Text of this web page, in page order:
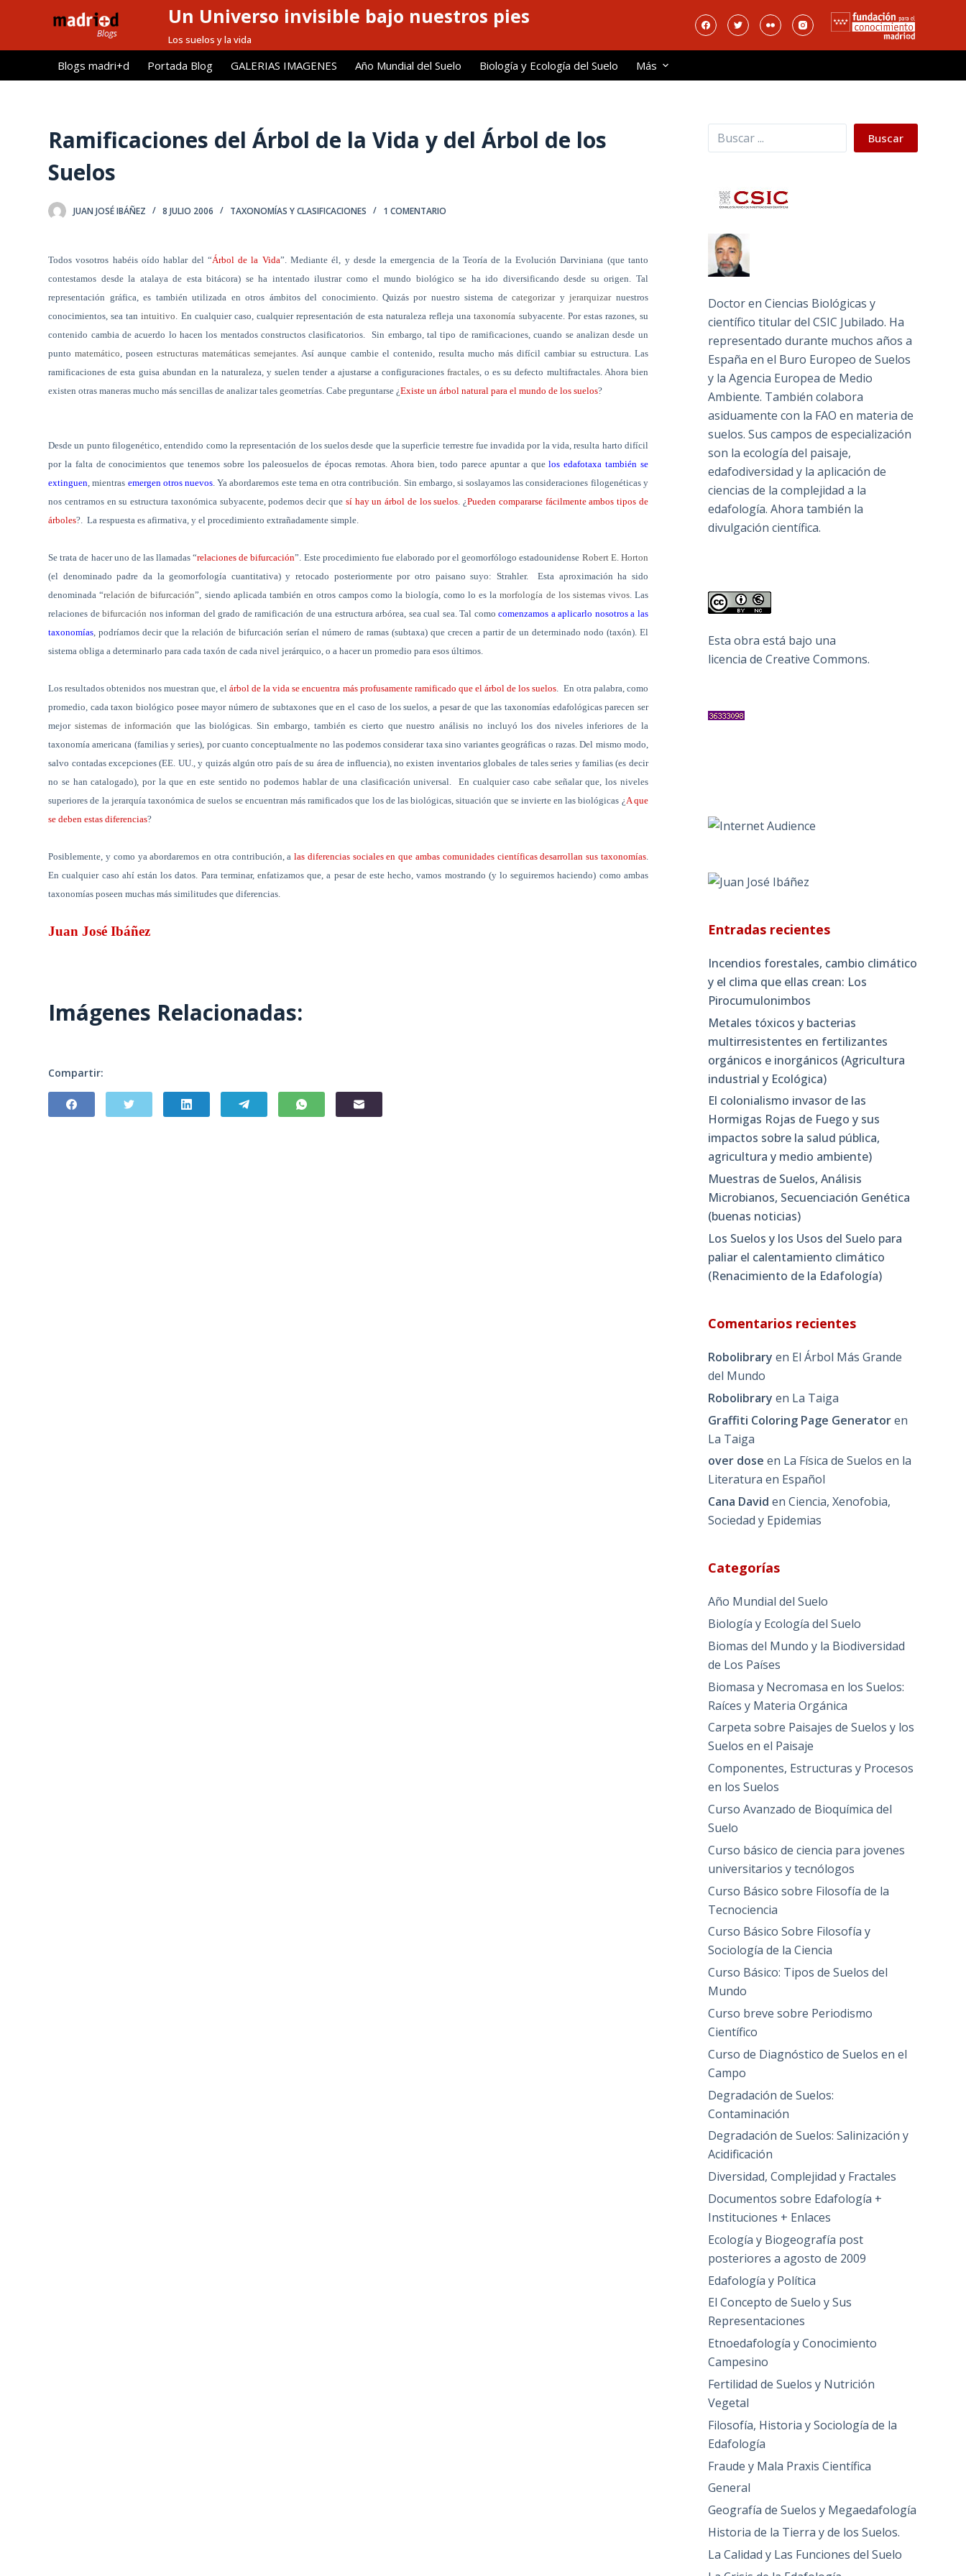
l
Un Universo invisible bajo nuestros pies
Los suelos y la vida
Blogs madri+d Portada Blog GALERIAS IMAGENES Año Mundial del Suelo Biología y Ecología del Suelo Más
Ramificaciones del Árbol de la Vida y del Árbol de los
Suelos
JUAN JOSÉ IBÁÑEZ 8 JULIO 2006 TAXONOMÍAS Y CLASIFICACIONES 1 COMENTARIO
Todos vosotros habéis oído hablar del “Árbol de la Vida”. Mediante él, y desde la emergencia de la Teoría de la Evolución Darviniana (que tanto
contestamos desde la atalaya de esta bitácora) se ha intentado ilustrar como el mundo biológico se ha ido diversificando desde su origen. Tal
representación gráfica, es también utilizada en otros ámbitos del conocimiento. Quizás por nuestro sistema decategorizaryjerarquizarnuestros
conocimientos, sea tanintuitivo. En cualquier caso, cualquier representación de esta naturaleza refleja unataxonomía subyacente. Por estas razones, su
contenido cambia de acuerdo lo hacen los mentados constructos clasificatorios.
Sin embargo, tal tipo de ramificaciones, cuando se analizan desde un
puntomatemático, poseenestructuras matemáticas semejantes. Así aunque cambie el contenido, resulta mucho más difícil cambiar su estructura. Las
ramificaciones de esta guisa abundan en la naturaleza, y suelen tender a ajustarse a configuracionesfractales, o es su defecto multifractales. Ahora bien
existen otras maneras mucho más sencillas de analizar tales geometrías. Cabe preguntarse ¿Existe un árbol natural para el mundo de los suelos?
Desde un punto filogenético, entendido como la representación de los suelos desde que la superficie terrestre fue invadida por la vida, resulta harto difícil
por la falta de conocimientos que tenemos sobre los paleosuelos de épocas remotas. Ahora bien, todo parece apuntar a quelos edafotaxa también se
extinguen, mientras emergen otros nuevos. Ya abordaremos este tema en otra contribución. Sin embargo, si soslayamos las consideraciones filogenéticas y
nos centramos en su estructura taxonómica subyacente, podemos decir que sí hay un árbol de los suelos. ¿Pueden compararse fácilmente ambos tipos de
árboles?. La respuesta es afirmativa, y el procedimiento extrañadamente simple.
Se trata de hacer uno de las llamadas “relaciones de bifurcación”. Este procedimiento fue elaborado por el geomorfólogo estadounidense Robert E. Horton
(el denominado padre da la geomorfología cuantitativa) y retocado posteriormente por otro paisano suyo: Strahler.
Esta aproximación ha sido
denominada “relación de bifurcación”, siendo aplicada también en otros campos como la biología, como lo es lamorfología de los sistemas vivos. Las
relaciones debifurcación nos informan del grado de ramificación de una estructura arbórea, sea cual sea. Tal comocomenzamos a aplicarlo nosotros a las
taxonomías, podríamos decir que la relación de bifurcación serían el número de ramas (subtaxa) que crecen a partir de un determinado nodo (taxón). El
sistema obliga a determinarlo para cada taxón de cada nivel jerárquico, o a hacer un promedio para esos últimos.
Los resultados obtenidos nos muestran que, el árbol de la vida se encuentra más profusamente ramificado que el árbol de los suelos. En otra palabra, como
promedio, cada taxon biológico posee mayor número de subtaxones que en el caso de los suelos, a pesar de que las taxonomías edafológicas parecen ser
mejorsistemas de información que las biológicas. Sin embargo, también es cierto que nuestro análisis no incluyó los dos niveles inferiores de la
taxonomía americana (familias y series), por cuanto conceptualmente no las podemos considerar taxa sino variantes geográficas o razas. Del mismo modo,
salvo contadas excepciones (EE. UU., y quizás algún otro país de su área de influencia), no existen inventarios globales de tales series y familias (es decir
no se han catalogado), por la que en este sentido no podemos hablar de una clasificación universal.
En cualquier caso cabe señalar que, los niveles
superiores de la jerarquía taxonómica de suelos se encuentran más ramificados que los de las biológicas, situación que se invierte en las biológicas ¿A que
se deben estas diferencias?
Posiblemente, y como ya abordaremos en otra contribución, alas diferencias sociales en que ambas comunidades científicas desarrollan sus taxonomías.
En cualquier caso ahí están los datos. Para terminar, enfatizamos que, a pesar de este hecho, vamos mostrando (y lo seguiremos haciendo) como ambas
taxonomías poseen muchas más similitudes que diferencias.
Juan José Ibáñez
Imágenes Relacionadas:
Compartir:
Buscar Buscar
Doctor en Ciencias Biológicas y
científico titular del CSIC Jubilado. Ha
representado durante muchos años a
España en el Buro Europeo de Suelos
y la Agencia Europea de Medio
Ambiente. También colabora
asiduamente con la FAO en materia de
suelos. Sus campos de especialización
son la ecología del paisaje,
edafodiversidad y la aplicación de
ciencias de la complejidad a la
edafología. Ahora también la
divulgación científica.
Esta obra está bajo una
licencia de Creative Commons.
Entradas recientes
Incendios forestales, cambio climático
y el clima que ellas crean: Los
Pirocumulonimbos
Metales tóxicos y bacterias
multirresistentes en fertilizantes
orgánicos e inorgánicos (Agricultura
industrial y Ecológica)
El colonialismo invasor de las
Hormigas Rojas de Fuego y sus
impactos sobre la salud pública,
agricultura y medio ambiente)
Muestras de Suelos, Análisis
Microbianos, Secuenciación Genética
(buenas noticias)
Los Suelos y los Usos del Suelo para
paliar el calentamiento climático
(Renacimiento de la Edafología)
Comentarios recientes
Robolibrary en El Árbol Más Grande
del Mundo
Robolibrary en La Taiga
Graffiti Coloring Page Generatoren
La Taiga
over dose en La Física de Suelos en la
Literatura en Español
Cana David enCiencia, Xenofobia,
Sociedad y Epidemias
Categorías
Año Mundial del Suelo
Biología y Ecología del Suelo
Biomas del Mundo y la Biodiversidad
de Los Países
Biomasa y Necromasa en los Suelos:
Raíces y Materia Orgánica
Carpeta sobre Paisajes de Suelos y los
Suelos en el Paisaje
Componentes, Estructuras y Procesos
en los Suelos
Curso Avanzado de Bioquímica del
Suelo
Curso básico de ciencia para jovenes
universitarios y tecnólogos
Curso Básico sobre Filosofía de la
Tecnociencia
Curso Básico Sobre Filosofía y
Sociología de la Ciencia
Curso Básico: Tipos de Suelos del
Mundo
Curso breve sobre Periodismo
Científico
Curso de Diagnóstico de Suelos en el
Campo
Degradación de Suelos:
Contaminación
Degradación de Suelos: Salinización y
Acidificación
Diversidad, Complejidad y Fractales
Documentos sobre Edafología +
Instituciones + Enlaces
Ecología y Biogeografía post
posteriores a agosto de 2009
Edafología y Política
El Concepto de Suelo y Sus
Representaciones
Etnoedafología y Conocimiento
Campesino
Fertilidad de Suelos y Nutrición
Vegetal
Filosofía, Historia y Sociología de la
Edafología
Fraude y Mala Praxis Científica
General
Geografía de Suelos y Megaedafología
Historia de la Tierra y de los Suelos.
La Calidad y Las Funciones del Suelo